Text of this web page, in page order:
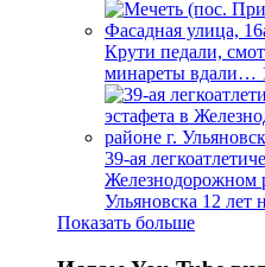
Крути педали,
минареты вдали…
39-ая
Железнодорожном
Ульяновска 12 лет
Показать больше